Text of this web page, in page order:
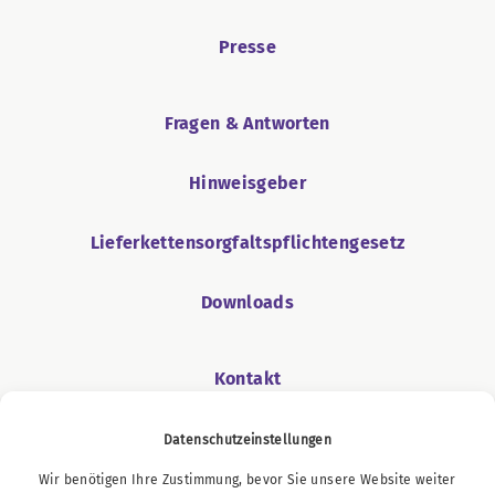
Datenschutzeinstellungen
Wir benötigen Ihre Zustimmung, bevor Sie unsere Website weiter
Presse
Fragen & Antworten
Hinweisgeber
Lieferkettensorgfaltspflichtengesetz
Downloads
Kontakt